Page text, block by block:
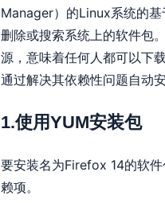
Manager）的Linux系统的
删除或搜索系统上的软件包
源，意味着任何人都可以下
通过解决其依赖性问题自动
1.使用YUM安装包
要安装名为Firefox 14的软
赖项。